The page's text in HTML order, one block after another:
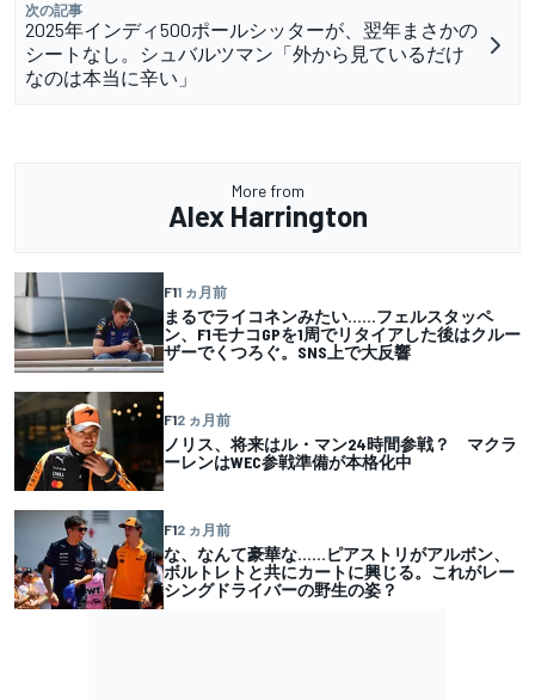
次の記事
2025年インディ500ポールシッターが、翌年まさかの
シートなし。シュバルツマン「外から見ているだけ
なのは本当に辛い」
More from
Alex Harrington
F11 ヵ月前
まるでライコネンみたい……フェルスタッペ
ン、F1モナコGPを1周でリタイアした後はクルー
ザーでくつろぐ。SNS上で大反響
F12 ヵ月前
ノリス、将来はル・マン24時間参戦？ マクラ
ーレンはWEC参戦準備が本格化中
F12 ヵ月前
な、なんて豪華な……ピアストリがアルボン、
ボルトレトと共にカートに興じる。これがレー
シングドライバーの野生の姿？